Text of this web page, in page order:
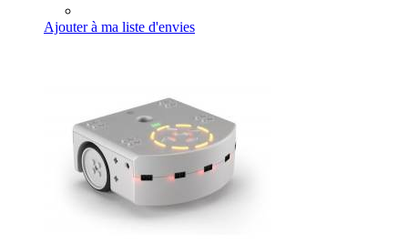
Ajouter à ma liste d'envies